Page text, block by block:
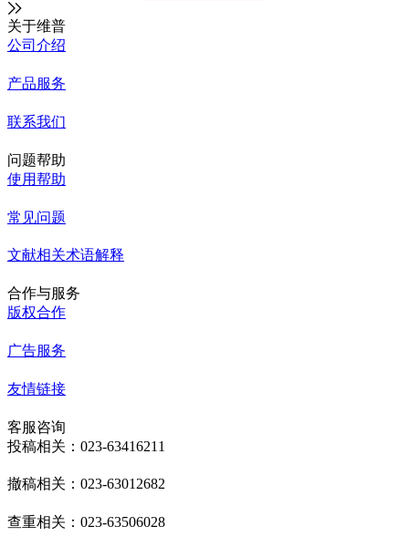
关于维普
公司介绍
产品服务
联系我们
问题帮助
使用帮助
常见问题
文献相关术语解释
合作与服务
版权合作
广告服务
友情链接
客服咨询
投稿相关：023-63416211
撤稿相关：023-63012682
查重相关：023-63506028